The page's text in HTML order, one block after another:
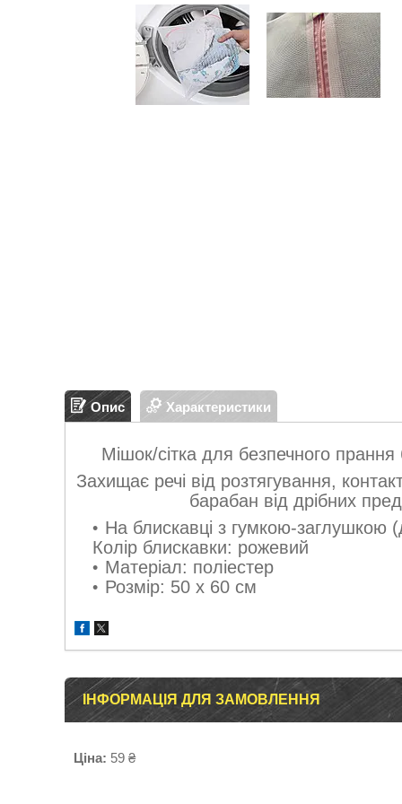
Опис Характеристики
Мішок/сітка для безпечного
Захищає речі від розтягування,
барабан від дрібних
На блискавці з гумкою-заглушкою
Колір блискавки: рожевий
Матеріал: поліестер
Розмір: 50 х 60 см
ІНФОРМАЦІЯ ДЛЯ ЗАМОВЛЕННЯ
Ціна: 59 ₴